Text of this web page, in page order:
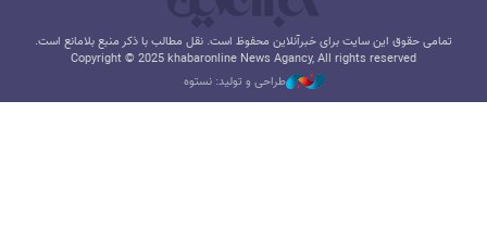
تمامی حقوق این سایت برای خبرآنلاین محفوظ است. نقل مطالب با ذکر منبع بلامانع است.
Copyright © 2025 khabaronline News Agancy, All rights reserved
طراحی و تولید: نستوه